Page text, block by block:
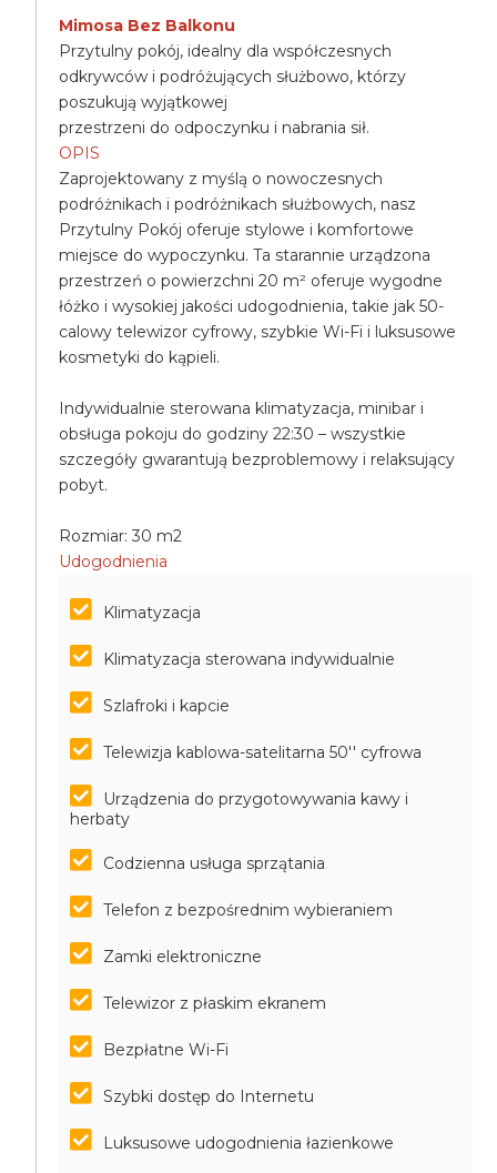
Mimosa Bez Balkonu
Przytulny pokój, idealny dla współczesnych
odkrywców i podróżujących służbowo, którzy
poszukują wyjątkowej
przestrzeni do odpoczynku i nabrania sił.
OPIS
Zaprojektowany z myślą o nowoczesnych
podróżnikach i podróżnikach służbowych, nasz
Przytulny Pokój oferuje stylowe i komfortowe
miejsce do wypoczynku. Ta starannie urządzona
przestrzeń o powierzchni 20 m² oferuje wygodne
łóżko i wysokiej jakości udogodnienia, takie jak 50-
calowy telewizor cyfrowy, szybkie Wi-Fi i luksusowe
kosmetyki do kąpieli.
Indywidualnie sterowana klimatyzacja, minibar i
obsługa pokoju do godziny 22:30 – wszystkie
szczegóły gwarantują bezproblemowy i relaksujący
pobyt.
Rozmiar: 30 m2
Udogodnienia
Klimatyzacja
Klimatyzacja sterowana indywidualnie
Szlafroki i kapcie
Telewizja kablowa-satelitarna 50'' cyfrowa
Urządzenia do przygotowywania kawy i
herbaty
Codzienna usługa sprzątania
Telefon z bezpośrednim wybieraniem
Zamki elektroniczne
Telewizor z płaskim ekranem
Bezpłatne Wi-Fi
Szybki dostęp do Internetu
Luksusowe udogodnienia łazienkowe